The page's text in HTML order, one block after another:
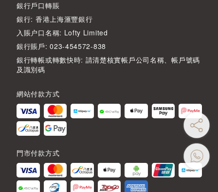
銀行戶口轉賬
銀行: 香港上海滙豐銀行
入賬户口名稱: Lofty Limited
銀行賬戶: 023-454572-838
銀行轉帳或轉數快時: 請清楚核實帳戶公司名稱、帳戶號碼
及識別碼
網站付款方式
門市付款方式